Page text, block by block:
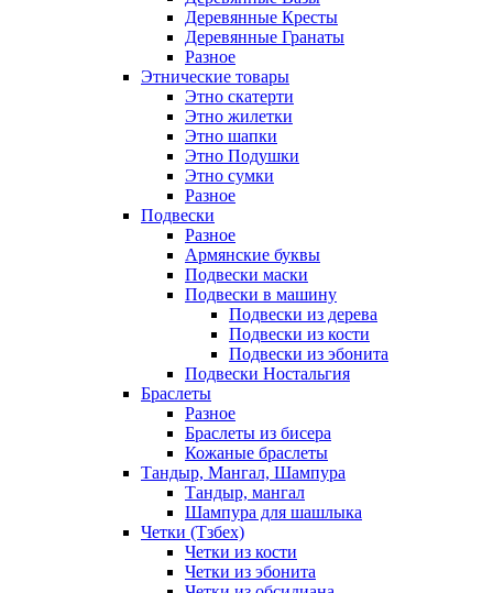
Деревянные Кресты
Деревянные Гранаты
Разное
Этнические товары
Этно скатерти
Этно жилетки
Этно шапки
Этно Подушки
Этно сумки
Разное
Подвески
Разное
Армянские буквы
Подвески маски
Подвески в машину
Подвески из дерева
Подвески из кости
Подвески из эбонита
Подвески Ностальгия
Браслеты
Разное
Браслеты из бисера
Кожаные браслеты
Тандыр, Мангал, Шампура
Тандыр, мангал
Шампура для шашлыка
Четки (Тзбех)
Четки из кости
Четки из эбонита